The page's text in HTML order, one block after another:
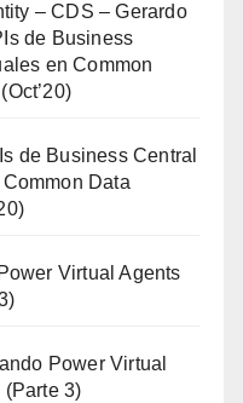
– CDS – Gerardo
de Business
en Common
de Business Central
Data
Virtual Agents
Power Virtual
3)